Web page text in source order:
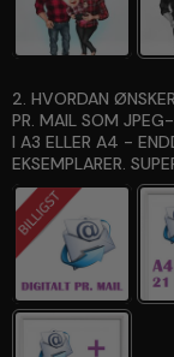
2. HVORDAN
PR. MAIL SOM
I A3 ELLER A4 -
EKSEMPLARER.